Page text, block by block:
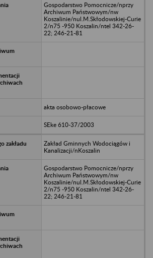
Gospodarstwo Pomocnicze/nprzy
Archiwum Państwowym/nw
Koszalinie/nul.M.Skłodowskiej-Curie
2/n75 -950 Koszalin/ntel 342-26-
22; 246-21-81
akta osobowo-płacowe
SEke 610-37/2003
Zakład Gminnych Wodociągów i
Kanalizacji/nKoszalin
Gospodarstwo Pomocnicze/nprzy
Archiwum Państwowym/nw
Koszalinie/nul.M.Skłodowskiej-Curie
2/n75 -950 Koszalin/ntel 342-26-
22; 246-21-81